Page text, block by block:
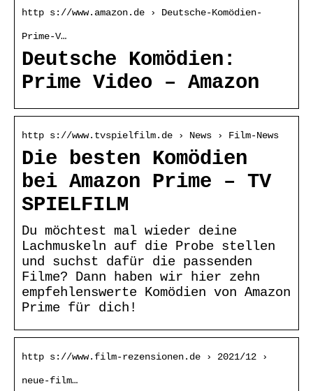
http s://www.amazon.de › Deutsche-Komödien-
Prime-V…
Deutsche Komödien:
Prime Video – Amazon
http s://www.tvspielfilm.de › News › Film-News
Die besten Komödien
bei Amazon Prime – TV
SPIELFILM
Du möchtest mal wieder deine
Lachmuskeln auf die Probe stellen
und suchst dafür die passenden
Filme? Dann haben wir hier zehn
empfehlenswerte Komödien von Amazon
Prime für dich!
http s://www.film-rezensionen.de › 2021/12 ›
neue-film…